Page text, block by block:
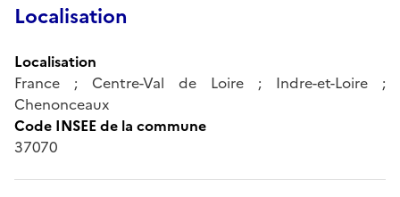
Localisation
Localisation
France ; Centre-Val de Loire ; Indre-et-Loire ;
Chenonceaux
Code INSEE de la commune
37070